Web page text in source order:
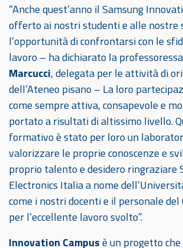
“Anche quest’anno il Samsung
offerto ai nostri studenti e alle nostre
l’opportunità di confrontarsi con le
lavoro – ha dichiarato la professoressa
Marcucci, delegata per le attività di
dell’Ateneo pisano – La loro
come sempre attiva, consapevole e
portato a risultati di altissimo livello.
formativo è stato per loro un
valorizzare le proprie conoscenze e
proprio talento e desidero ringraziare
Electronics Italia a nome
come i nostri docenti e il personale del
per l’eccellente lavoro svolto”.
Innovation Campusè un progetto